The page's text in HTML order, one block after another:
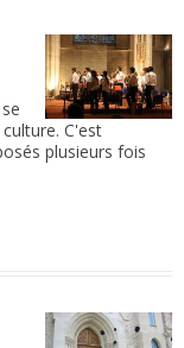
C'est
plusieurs fois